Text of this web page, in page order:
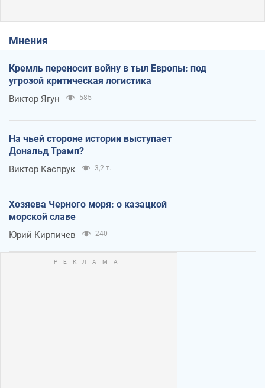
Мнения
Кремль переносит войну в тыл Европы: под
угрозой критическая логистика
Виктор Ягун 585
На чьей стороне истории выступает
Дональд Трамп?
Виктор Каспрук 3,2 т.
Хозяева Черного моря: о казацкой
морской славе
Юрий Кирпичев 240